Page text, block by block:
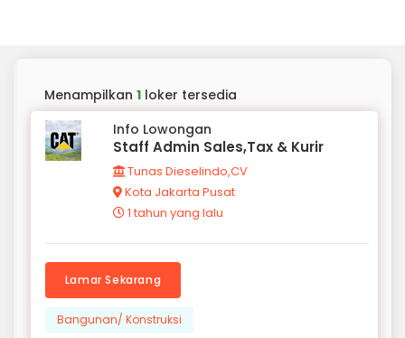
Menampilkan 1 loker tersedia
Info Lowongan
Staff Admin Sales,Tax & Kurir
Tunas Dieselindo,CV
Kota Jakarta Pusat
1 tahun yang lalu
Lamar Sekarang
Bangunan/ Konstruksi